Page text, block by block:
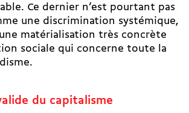
Ce dernier n’est pourtant pas
une discrimination systémique,
matérialisation très concrète
sociale qui concerne toute la
du capitalisme